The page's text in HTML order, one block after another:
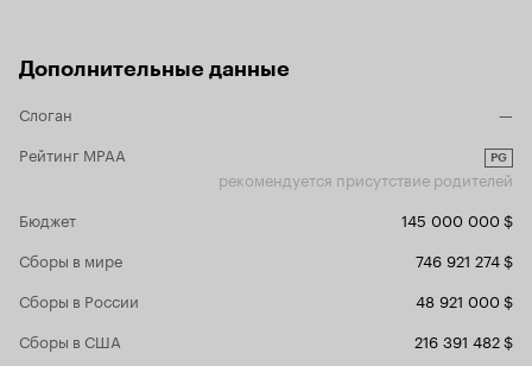
Дополнительные данные
Слоган
—
Рейтинг MPAA
PG
рекомендуется присутствие родителей
Бюджет
145 000 000 $
Сборы в мире
746 921 274 $
Сборы в России
48 921 000 $
Сборы в США
216 391 482 $